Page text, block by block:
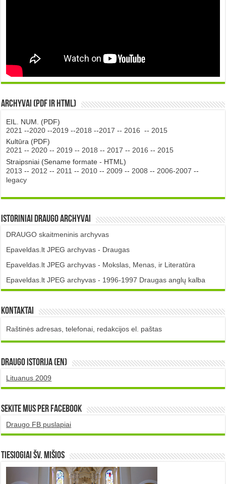
Archyvai (PDF ir HTML)
EIL. NUM. (PDF)
2021 --2020 --2019 --2018 --2017 -- 2016 -- 2015
Kultūra (PDF)
2021 -- 2020 -- 2019 -- 2018 -- 2017 -- 2016 -- 2015
Straipsniai (Sename formate - HTML)
2013 -- 2012 -- 2011 -- 2010 -- 2009 -- 2008 -- 2006-2007 --
legacy
Istoriniai DRAUGO Archyvai
DRAUGO skaitmeninis archyvas
Epaveldas.lt JPEG archyvas - Draugas
Epaveldas.lt JPEG archyvas - Mokslas, Menas, ir Literatūra
Epaveldas.lt JPEG archyvas - 1996-1997 Draugas anglų kalba
Kontaktai
Raštinės adresas, telefonai, redakcijos el. paštas
DRAUGO istorija (EN)
Lituanus 2009
Sekite mus per Facebook
Draugo FB puslapiai
TIESIOGIAI šv. MIŠIOS